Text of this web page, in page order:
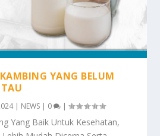
YANG BELUM
| NEWS | 0 |
Yang Baik Untuk Kesehatan,